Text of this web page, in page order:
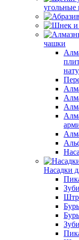
угольные
чашки
Насадки